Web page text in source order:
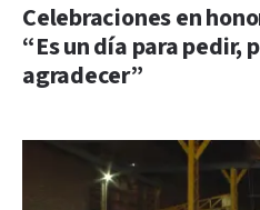
Celebraciones en
“Es un día para pedir,
agradecer”